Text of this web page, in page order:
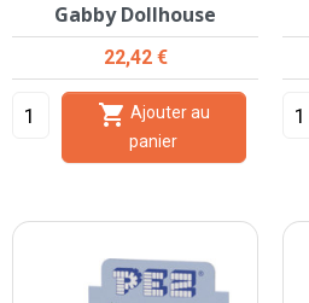
Gabby Dollhouse
Prix
22,42 €

panier